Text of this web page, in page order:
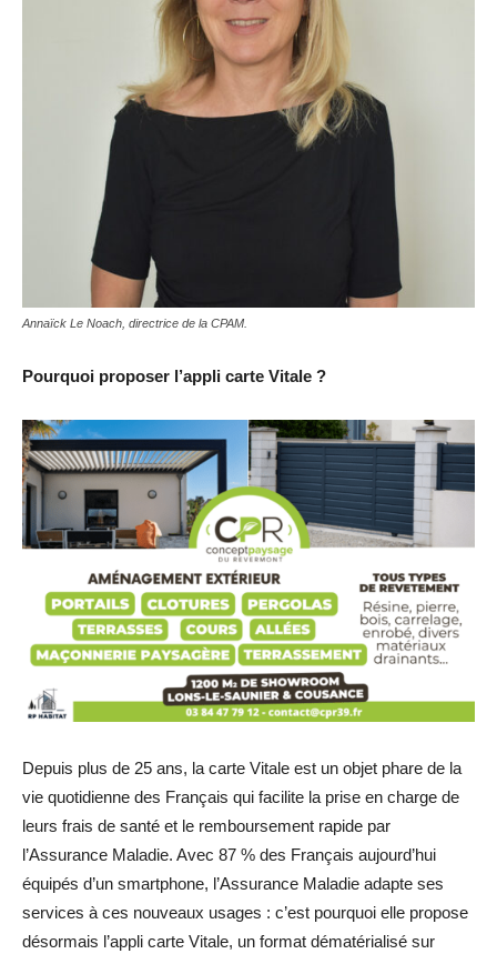
Annaïck Le Noach, directrice de la CPAM.
Pourquoi proposer l’appli carte Vitale ?
Depuis plus de 25 ans, la carte Vitale est un objet phare de la
vie quotidienne des Français qui facilite la prise en charge de
leurs frais de santé et le remboursement rapide par
l’Assurance Maladie. Avec 87 % des Français aujourd’hui
équipés d’un smartphone, l’Assurance Maladie adapte ses
services à ces nouveaux usages : c’est pourquoi elle propose
désormais l’appli carte Vitale, un format dématérialisé sur